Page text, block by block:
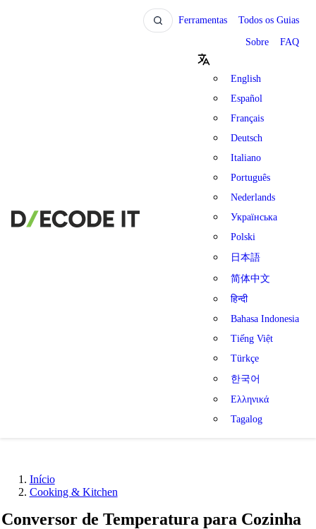
Ferramentas Todos os Guias
Sobre FAQ
English
Español
Français
Deutsch
Italiano
Português
Nederlands
Українська
Polski
日本語
简体中文
हिन्दी
Bahasa Indonesia
Tiếng Việt
Türkçe
한국어
Ελληνικά
Tagalog
Início
Cooking & Kitchen
Conversor de Temperatura para Cozinha